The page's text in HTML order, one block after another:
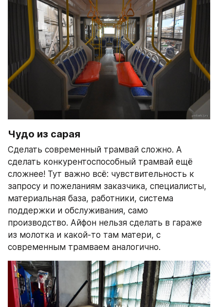
Чудо из сарая
Сделать современный трамвай сложно. А
сделать конкурентоспособный трамвай ещё
сложнее! Тут важно всё: чувствительность к
запросу и пожеланиям заказчика, специалисты,
материальная база, работники, система
поддержки и обслуживания, само
производство. Айфон нельзя сделать в гараже
из молотка и какой-то там матери, с
современным трамваем аналогично.